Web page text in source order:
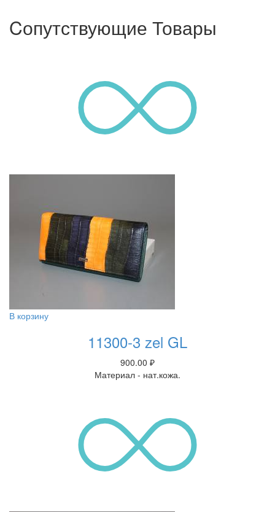
Cопутствующие Товары
В корзину
11300-3 zel GL
900.00 ₽
Материал - нат.кожа.